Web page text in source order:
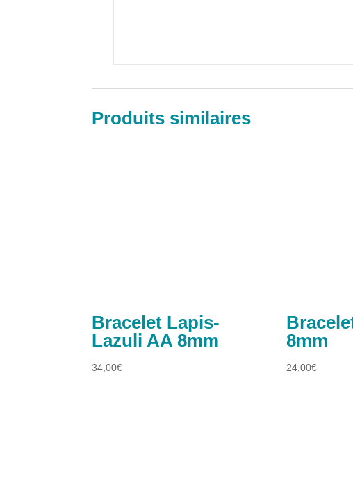
Produits similaires
Bracelet Lapis-
Lazuli AA 8mm
34,00€
8mm
24,00€